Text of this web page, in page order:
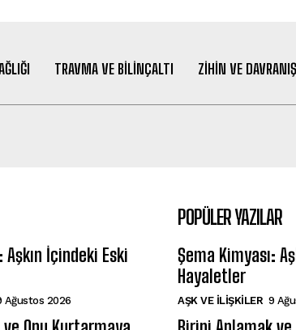
TRAVMA VE BILINÇALTI ZIHIN VE DAVRANIŞ
Aşkın İçindeki Eski
Ağustos 2026
POPÜLER YAZILAR
Şema Kimyası:
Hayaletler
AŞK VE İLIŞKILER 9